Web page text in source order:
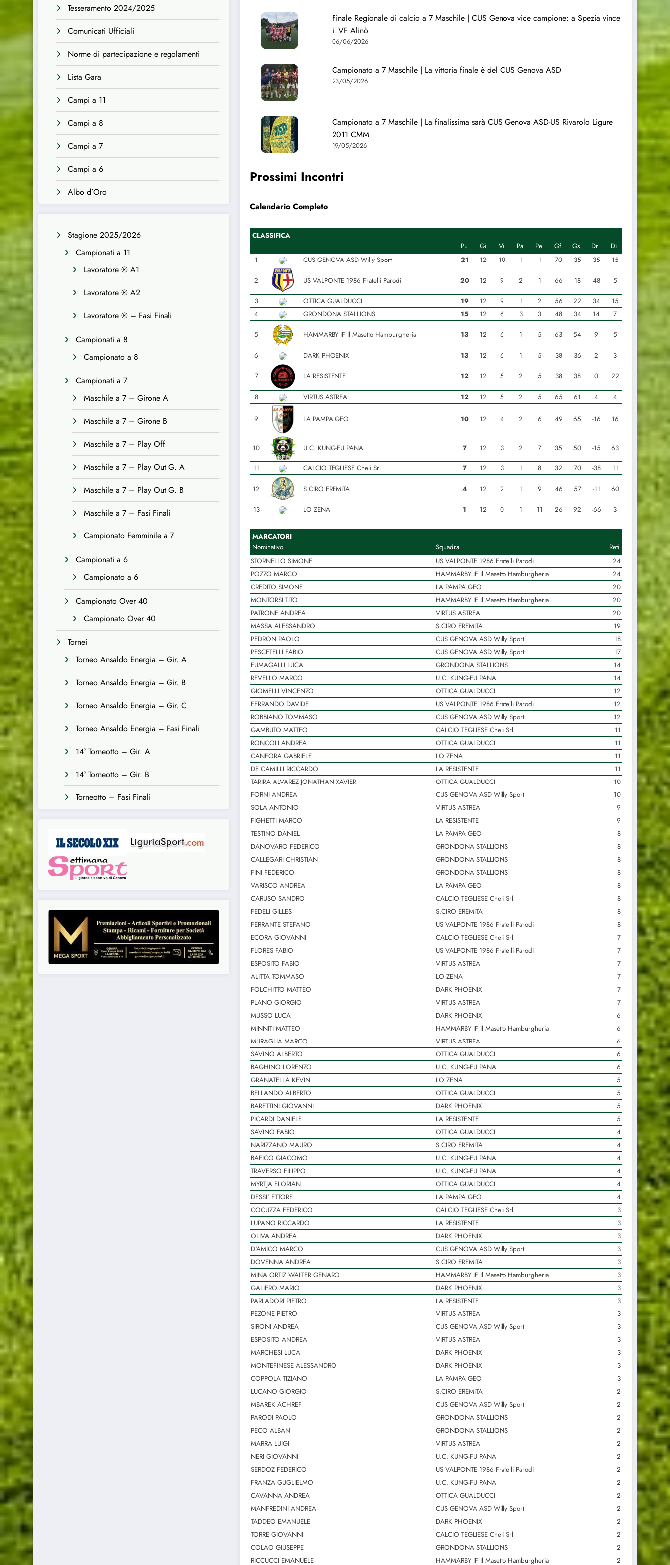
Tesseramento 2024/2025
Comunicati Ufficiali
Norme di partecipazione e regolamenti
Lista Gara
Campi a 11
Campi a 8
Campi a 7
Campi a 6
Albo d’Oro
Stagione 2025/2026
Campionati a 11
Lavoratore ® A1
Lavoratore ® A2
Lavoratore ® – Fasi Finali
Campionati a 8
Campionato a 8
Campionati a 7
Maschile a 7 – Girone A
Maschile a 7 – Girone B
Maschile a 7 – Play Off
Maschile a 7 – Play Out G. A
Maschile a 7 – Play Out G. B
Maschile a 7 – Fasi Finali
Campionato Femminile a 7
Campionati a 6
Campionato a 6
Campionato Over 40
Campionato Over 40
Tornei
Torneo Ansaldo Energia – Gir. A
Torneo Ansaldo Energia – Gir. B
Torneo Ansaldo Energia – Gir. C
Torneo Ansaldo Energia – Fasi Finali
14° Torneotto – Gir. A
14° Torneotto – Gir. B
Torneotto – Fasi Finali
Finale Regionale di calcio a 7 Maschile | CUS Genova vice campione: a Spezia vince
il VF Alinò
06/06/2026
Campionato a 7 Maschile | La vittoria finale è del CUS Genova ASD
23/05/2026
Campionato a 7 Maschile | La finalissima sarà CUS Genova ASD-US Rivarolo Ligure
2011 CMM
19/05/2026
Prossimi Incontri
Calendario Completo
CLASSIFICA
Pu
Gi Vi Pa Pe Gf Gs Dr
Di
1
CUS GENOVA ASD Willy Sport 21 12 10 1 1 70 35 35 15
2 US VALPONTE 1986 Fratelli Parodi 20 12 9 2 1 66 18 48 5
3 OTTICA GUALDUCCI 19 12 9 1 2 56 22 34
15
4
GRONDONA STALLIONS 15 12 6 3 3 48 34 14 7
5 HAMMARBY IF Il Masetto Hamburgheria 13 12 6 1 5 63 54 9 5
6 DARK PHOENIX 13 12 6 1 5 38 36 2 3
7 LA RESISTENTE 12 12 5 2 5 38 38 0 22
8 VIRTUS ASTREA 12 12 5 2 5 65 61 4 4
9 LA PAMPA GEO 10 12 4 2 6 49 65 -16 16
10 U.C. KUNG-FU PANA 7 12 3 2 7 35 50 -15 63
11 CALCIO TEGLIESE Cheli Srl 7 12 3 1 8 32 70 -38 11
12 S.CIRO EREMITA 4 12 2 1 9 46 57 -11 60
13 LO ZENA 1 12 0 1 11 26 92 -66 3
MARCATORI
Nominativo
Squadra
Reti
STORNELLO SIMONE
US VALPONTE 1986 Fratelli Parodi
24
POZZO MARCO
HAMMARBY IF Il Masetto Hamburgheria
24
CREDITO SIMONE
LA PAMPA GEO
20
MONTORSI TITO
HAMMARBY IF Il Masetto Hamburgheria
20
PATRONE ANDREA
VIRTUS ASTREA
20
MASSA ALESSANDRO
S.CIRO EREMITA
19
PEDRON PAOLO
CUS GENOVA ASD Willy Sport
18
PESCETELLI FABIO
CUS GENOVA ASD Willy Sport
17
FUMAGALLI LUCA
GRONDONA STALLIONS
14
REVELLO MARCO
U.C. KUNG-FU PANA
14
GIOMELLI VINCENZO
OTTICA GUALDUCCI
12
FERRANDO DAVIDE
US VALPONTE 1986 Fratelli Parodi
12
ROBBIANO TOMMASO
CUS GENOVA ASD Willy Sport
12
GAMBUTO MATTEO
CALCIO TEGLIESE Cheli Srl
11
RONCOLI ANDREA
OTTICA GUALDUCCI
11
CANFORA GABRIELE
LO ZENA
11
DE CAMILLI RICCARDO
LA RESISTENTE
11
TARIRA ALVAREZ JONATHAN XAVIER
OTTICA GUALDUCCI
10
FORNI ANDREA
CUS GENOVA ASD Willy Sport
10
SOLA ANTONIO
VIRTUS ASTREA
9
FIGHETTI MARCO
LA RESISTENTE
9
TESTINO DANIEL
LA PAMPA GEO
8
DANOVARO FEDERICO
GRONDONA STALLIONS
8
CALLEGARI CHRISTIAN
GRONDONA STALLIONS
8
FINI FEDERICO
GRONDONA STALLIONS
8
VARISCO ANDREA
LA PAMPA GEO
8
CARUSO SANDRO
CALCIO TEGLIESE Cheli Srl
8
FEDELI GILLES
S.CIRO EREMITA
8
FERRANTE STEFANO
US VALPONTE 1986 Fratelli Parodi
8
ECORA GIOVANNI
CALCIO TEGLIESE Cheli Srl
7
FLORES FABIO
US VALPONTE 1986 Fratelli Parodi
7
ESPOSITO FABIO
VIRTUS ASTREA
7
ALITTA TOMMASO
LO ZENA
7
FOLCHITTO MATTEO
DARK PHOENIX
7
PLANO GIORGIO
VIRTUS ASTREA
7
MUSSO LUCA
DARK PHOENIX
6
MINNITI MATTEO
HAMMARBY IF Il Masetto Hamburgheria
6
MURAGLIA MARCO
VIRTUS ASTREA
6
SAVINO ALBERTO
OTTICA GUALDUCCI
6
BAGHINO LORENZO
U.C. KUNG-FU PANA
6
GRANATELLA KEVIN
LO ZENA
5
BELLANDO ALBERTO
OTTICA GUALDUCCI
5
BARETTINI GIOVANNI
DARK PHOENIX
5
PICARDI DANIELE
LA RESISTENTE
5
SAVINO FABIO
OTTICA GUALDUCCI
4
NARIZZANO MAURO
S.CIRO EREMITA
4
BAFICO GIACOMO
U.C. KUNG-FU PANA
4
TRAVERSO FILIPPO
U.C. KUNG-FU PANA
4
MYRTJA FLORIAN
OTTICA GUALDUCCI
4
DESSI' ETTORE
LA PAMPA GEO
4
COCUZZA FEDERICO
CALCIO TEGLIESE Cheli Srl
3
LUPANO RICCARDO
LA RESISTENTE
3
OLIVA ANDREA
DARK PHOENIX
3
D'AMICO MARCO
CUS GENOVA ASD Willy Sport
3
DOVENNA ANDREA
S.CIRO EREMITA
3
MINA ORTIZ WALTER GENARO
HAMMARBY IF Il Masetto Hamburgheria
3
GALIERO MARIO
DARK PHOENIX
3
PARLADORI PIETRO
LA RESISTENTE
3
PEZONE PIETRO
VIRTUS ASTREA
3
SIRONI ANDREA
CUS GENOVA ASD Willy Sport
3
ESPOSITO ANDREA
VIRTUS ASTREA
3
MARCHESI LUCA
DARK PHOENIX
3
MONTEFINESE ALESSANDRO
DARK PHOENIX
3
COPPOLA TIZIANO
LA PAMPA GEO
3
LUCANO GIORGIO
S.CIRO EREMITA
2
MBAREK ACHREF
CUS GENOVA ASD Willy Sport
2
PARODI PAOLO
GRONDONA STALLIONS
2
PECO ALBAN
GRONDONA STALLIONS
2
MARRA LUIGI
VIRTUS ASTREA
2
NERI GIOVANNI
U.C. KUNG-FU PANA
2
SERDOZ FEDERICO
US VALPONTE 1986 Fratelli Parodi
2
FRANZA GUGLIELMO
U.C. KUNG-FU PANA
2
CAVANNA ANDREA
OTTICA GUALDUCCI
2
MANFREDINI ANDREA
CUS GENOVA ASD Willy Sport
2
TADDEO EMANUELE
DARK PHOENIX
2
TORRE GIOVANNI
CALCIO TEGLIESE Cheli Srl
2
COLAO GIUSEPPE
GRONDONA STALLIONS
2
RICCUCCI EMANUELE
HAMMARBY IF Il Masetto Hamburgheria 2